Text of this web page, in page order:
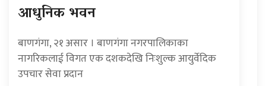
आधुनिक भवन
बाणगंगा, २१ असार । बाणगंगा नगरपालिकाका
नागरिकलाई विगत एक दशकदेखि निःशुल्क आयुर्वेदिक
उपचार सेवा प्रदान